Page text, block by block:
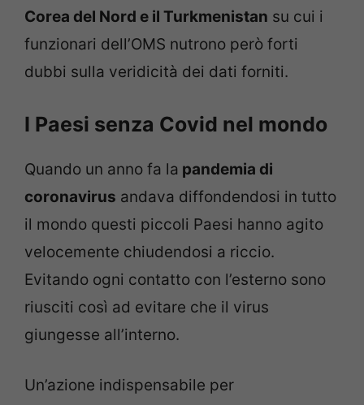
Corea del Nord e il Turkmenistan su cui i
funzionari dell’OMS nutrono però forti
dubbi sulla veridicità dei dati forniti.
I Paesi senza Covid nel mondo
Quando un anno fa la pandemia di
coronavirus andava diffondendosi in tutto
il mondo questi piccoli Paesi hanno agito
velocemente chiudendosi a riccio.
Evitando ogni contatto con l’esterno sono
riusciti così ad evitare che il virus
giungesse all’interno.
Un’azione indispensabile per